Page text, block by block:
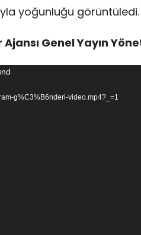
yoğunluğu görüntüledi.
Ajansı Genel Yayın
g%C3%B6nderi-video.mp4?_=1